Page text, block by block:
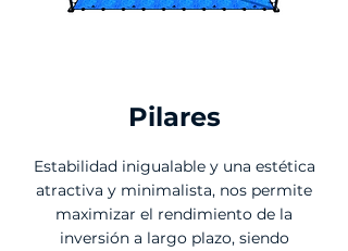
Pilares
Estabilidad inigualable y una estética
atractiva y minimalista, nos permite
maximizar el rendimiento de la
inversión a largo plazo, siendo